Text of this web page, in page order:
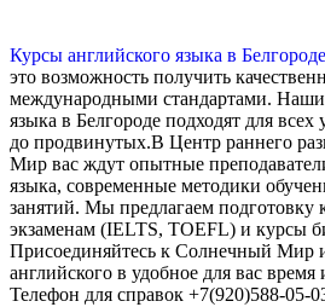
Курсы английского языка в Белгороде
это возможность получить
международными стандартами. Наши
языка в Белгороде подходят для
до продвинутых.В Центр раннего
Мир вас ждут опытные
языка, современные методики
занятий. Мы предлагаем
экзаменам (IELTS, TOEFL) и курсы
Присоединяйтесь к Солнечный Мир
английского в удобное для вас
Телефон для справок +7(920)588-05-